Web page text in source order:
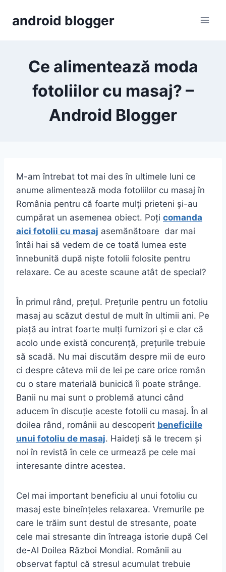
android blogger
Ce alimentează moda
fotoliilor cu masaj? –
Android Blogger
M-am întrebat tot mai des în ultimele luni ce
anume alimentează moda fotoliilor cu masaj în
România pentru că foarte mulți prieteni și-au
cumpărat un asemenea obiect. Poți comanda
aici fotolii cu masaj asemănătoare dar mai
întâi hai să vedem de ce toată lumea este
înnebunită după niște fotolii folosite pentru
relaxare. Ce au aceste scaune atât de special?
În primul rând, prețul. Prețurile pentru un fotoliu
masaj au scăzut destul de mult în ultimii ani. Pe
piață au intrat foarte mulți furnizori și e clar că
acolo unde există concurență, prețurile trebuie
să scadă. Nu mai discutăm despre mii de euro
ci despre câteva mii de lei pe care orice român
cu o stare materială bunicică îi poate strânge.
Banii nu mai sunt o problemă atunci când
aducem în discuție aceste fotolii cu masaj. În al
doilea rând, românii au descoperit beneficiile
unui fotoliu de masaj. Haideți să le trecem și
noi în revistă în cele ce urmează pe cele mai
interesante dintre acestea.
Cel mai important beneficiu al unui fotoliu cu
masaj este bineînțeles relaxarea. Vremurile pe
care le trăim sunt destul de stresante, poate
cele mai stresante din întreaga istorie după Cel
de-Al Doilea Război Mondial. Românii au
observat faptul că stresul acumulat trebuie